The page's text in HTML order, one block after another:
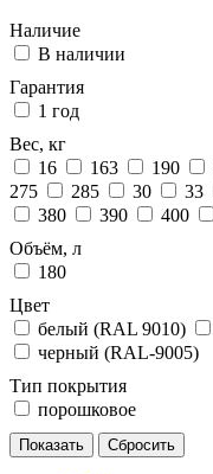
Наличие
В наличии
Гарантия
1 год
Вес, кг
16
163 190
275
285 30 33
380
390 400
Объём, л
180
Цвет
белый (RAL 9010)
черный (RAL-9005)
Тип покрытия
порошковое